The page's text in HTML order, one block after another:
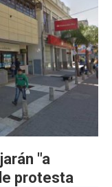
"a
protesta